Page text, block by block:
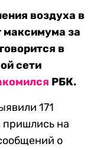
воздуха в
максимума за
в
сети
РБК.
171
пришлись на
о